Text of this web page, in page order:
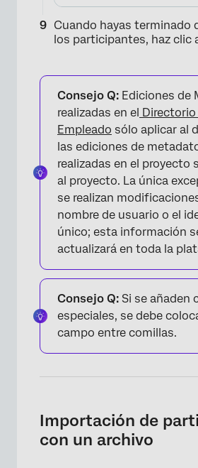
Cuando hayas terminado
los participantes, haz clic
Consejo Q: Ediciones de
realizadas en el Directorio
Empleado sólo aplicar al
las ediciones de
realizadas en el proyecto
al proyecto. La única
se realizan
nombre de usuario o el
único; esta información
actualizará en toda la
Consejo Q: Si se añaden
especiales, se debe
campo entre comillas.
Importación de
con un archivo